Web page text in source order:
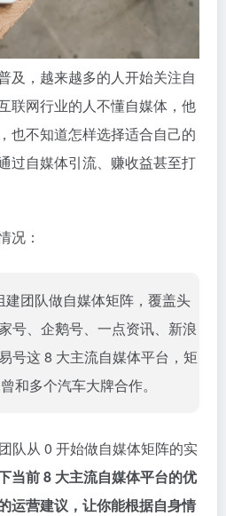
及，越来越多的人开始关注自
联网行业的人不懂自媒体，他
也不知道怎样选择适合自己的
过自媒体引流、赚收益甚至打
况：
建团队做自媒体矩阵，覆盖头
号、企鹅号、一点资讯、新浪
号这 8 大主流自媒体平台，矩
和多个汽车大牌合作。
队从 0 开始做自媒体矩阵的实
当前 8 大主流自媒体平台的优
运营建议， 让你能根据自身情